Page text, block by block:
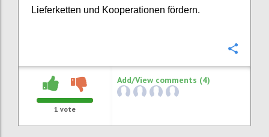
Lieferketten und Kooperationen fördern.
1 vote
Add/View comments (4)